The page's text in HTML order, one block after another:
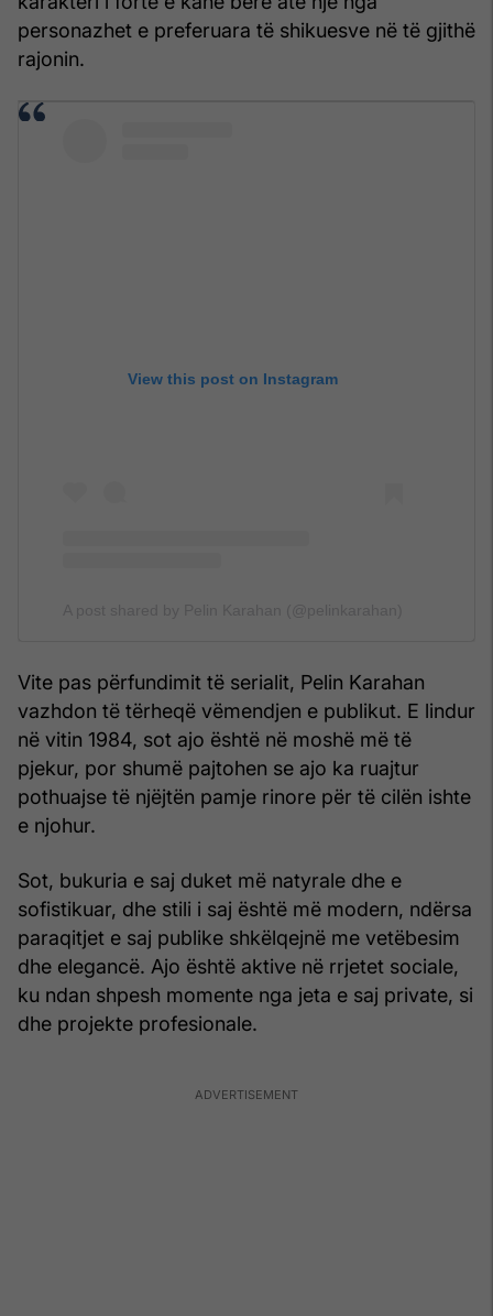
personazhet e preferuara të shikuesve në të gjithë
rajonin.
View this post on Instagram
Vite pas përfundimit të serialit, Pelin Karahan
vazhdon të tërheqë vëmendjen e publikut. E lindur
në vitin 1984, sot ajo është në moshë më të
pjekur, por shumë pajtohen se ajo ka ruajtur
pothuajse të njëjtën pamje rinore për të cilën ishte
e njohur.
Sot, bukuria e saj duket më natyrale dhe e
sofistikuar, dhe stili i saj është më modern, ndërsa
paraqitjet e saj publike shkëlqejnë me vetëbesim
dhe elegancë. Ajo është aktive në rrjetet sociale,
ku ndan shpesh momente nga jeta e saj private, si
dhe projekte profesionale.